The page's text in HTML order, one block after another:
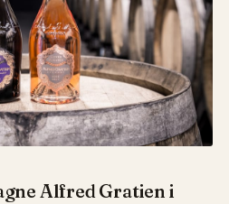
Alfred Gratien i